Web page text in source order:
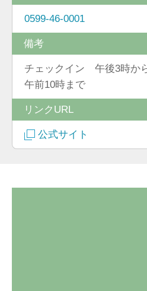
0599-46-0001
備考
チェックイン 午後3時か
午前10時まで
リンクURL
公式サイト